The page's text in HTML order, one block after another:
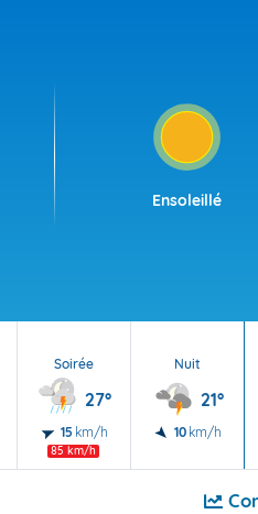
Ensoleillé
Soirée
27°
15 km/h
85 km/h
Nuit
21°
10 km/h